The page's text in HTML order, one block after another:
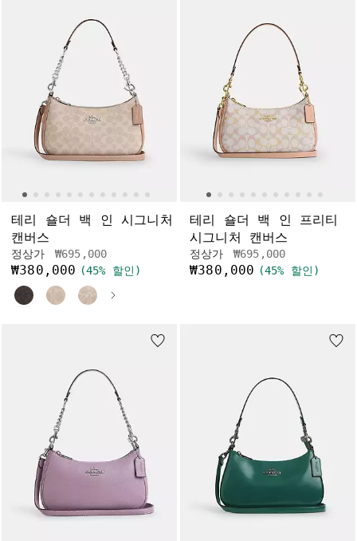
테리 숄더 백 인 시그니처
캔버스
정상가 가격 인하 전
₩695,000인하됨
₩380,000 (45% 할인)
테리 숄더 백 인 프리티
시그니처 캔버스
정상가 가격 인하 전
₩695,000인하됨
₩380,000 (45% 할인)